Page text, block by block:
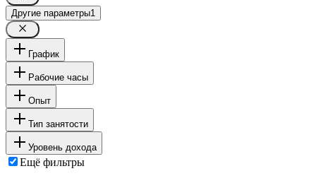
Другие параметры1
График
Рабочие часы
Опыт
Тип занятости
Уровень дохода
Ещё фильтры